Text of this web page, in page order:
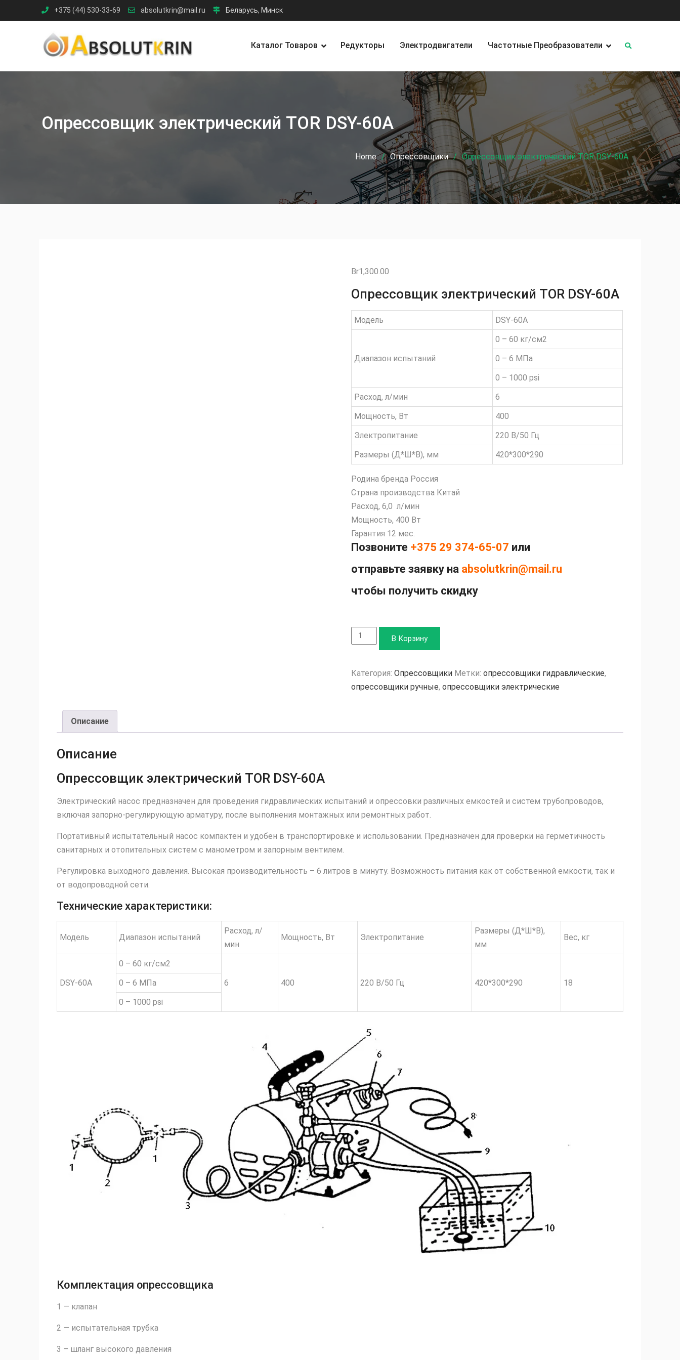
to
+375 (44) 530-33-69 absolutkrin@mail.ru Беларусь, Минск
Каталог Товаров Редукторы Электродвигатели Частотные Преобразователи
Опрессовщик электрический TOR DSY-60A
Home Опрессовщики Опрессовщик электрический TOR DSY-60A
Br1,300.00
Опрессовщик электрический TOR DSY-60A
Модель DSY-60A
Диапазон испытаний
0 – 60 кг/см2
0 – 6 МПа
0 – 1000 psi
Расход, л/мин
6
Мощность, Вт
400
Электропитание
220 В/50 Гц
Размеры (Д*Ш*В), мм
420*300*290
Родина бренда Россия
Страна производства Китай
Расход, 6,0 л/мин
Мощность, 400 Вт
Гарантия 12 мес.
Позвоните +375 29 374-65-07 или
отправьте заявку на absolutkrin@mail.ru
чтобы получить скидку
Количество
товара
электрический
TOR
В Корзину
Категория:Опрессовщики Метки:опрессовщики гидравлические,
опрессовщики ручные,опрессовщики электрические
Описание
Описание
Опрессовщик электрический TOR DSY-60A
Электрический насос предназначен для проведения гидравлических испытаний и опрессовки различных емкостей и систем трубопроводов,
включая запорно-регулирующую арматуру, после выполнения монтажных или ремонтных работ.
Портативный испытательный насос компактен и удобен в транспортировке и использовании. Предназначен для проверки на герметичность
санитарных и отопительных систем с манометром и запорным вентилем.
Регулировка выходного давления. Высокая производительность – 6 литров в минуту. Возможность питания как от собственной емкости, так и
от водопроводной сети.
Технические характеристики:
Модель Диапазон испытаний
Расход, л/
мин
Мощность, Вт Электропитание
Размеры (Д*Ш*В),
мм
Вес, кг
DSY-60A
0 – 60 кг/см2
6
400 220 В/50 Гц 420*300*290 18
0 – 6 МПа
0 – 1000 psi
Комплектация опрессовщика
1 — клапан
2 — испытательная трубка
3 – шланг высокого давления